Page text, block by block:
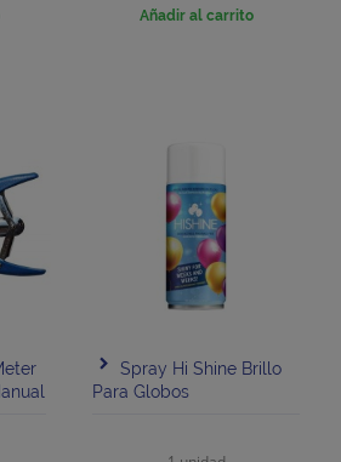
Añadir al carrito
Spray Hi Shine Brillo
Para Globos